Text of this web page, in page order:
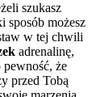
szukasz
sposób możesz
w tej chwili
adrenalinę,
że
przed Tobą